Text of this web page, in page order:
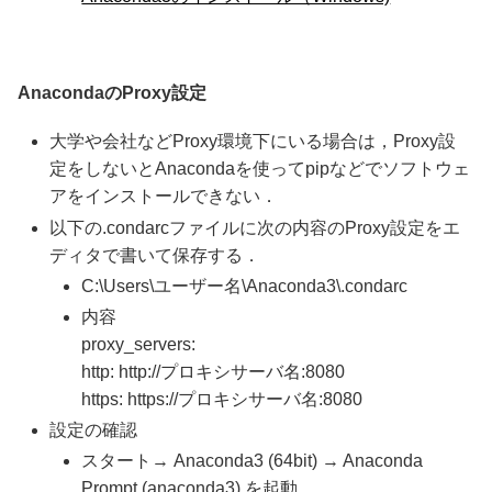
AnacondaのProxy設定
大学や会社などProxy環境下にいる場合は，Proxy設
定をしないとAnacondaを使ってpipなどでソフトウェ
アをインストールできない．
以下の.condarcファイルに次の内容のProxy設定をエ
ディタで書いて保存する．
C:\Users\ユーザー名\Anaconda3\.condarc
内容
proxy_servers:
http: http://プロキシサーバ名:8080
https: https://プロキシサーバ名:8080
設定の確認
スタート→ Anaconda3 (64bit) → Anaconda